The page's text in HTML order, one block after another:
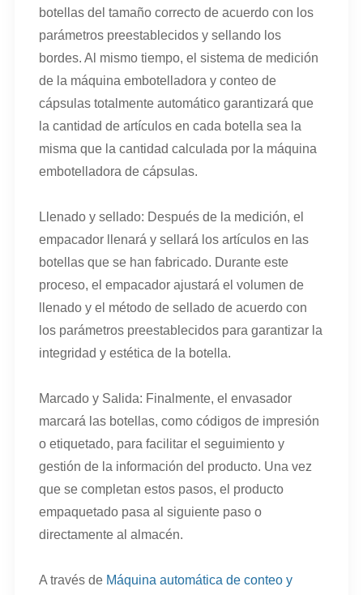
botellas del tamaño correcto de acuerdo con los
parámetros preestablecidos y sellando los
bordes. Al mismo tiempo, el sistema de medición
de la máquina embotelladora y conteo de
cápsulas totalmente automático garantizará que
la cantidad de artículos en cada botella sea la
misma que la cantidad calculada por la máquina
embotelladora de cápsulas.
Llenado y sellado: Después de la medición, el
empacador llenará y sellará los artículos en las
botellas que se han fabricado. Durante este
proceso, el empacador ajustará el volumen de
llenado y el método de sellado de acuerdo con
los parámetros preestablecidos para garantizar la
integridad y estética de la botella.
Marcado y Salida: Finalmente, el envasador
marcará las botellas, como códigos de impresión
o etiquetado, para facilitar el seguimiento y
gestión de la información del producto. Una vez
que se completan estos pasos, el producto
empaquetado pasa al siguiente paso o
directamente al almacén.
A través de Máquina automática de conteo y